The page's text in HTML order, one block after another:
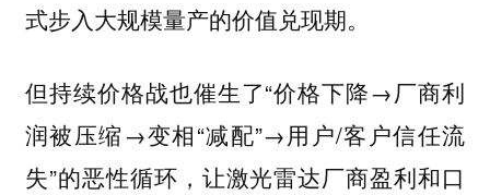
式步入大规模量产的价值兑现期。
但持续价格战也催生了“价格下降→厂商利
润被压缩→变相“减配”→用户/客户信任流
失”的恶性循环，让激光雷达厂商盈利和口